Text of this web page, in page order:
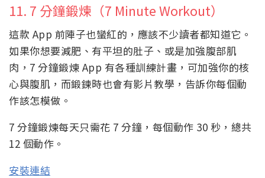
11. 7 分鐘鍛煉（7 Minute Workout）
這款 App 前陣子也蠻紅的，應該不少讀者都知道它。
如果你想要減肥、有平坦的肚子、或是加強腹部肌
肉，7 分鐘鍛煉 App 有各種訓練計畫，可加強你的核
心與腹肌，而鍛鍊時也會有影片教學，告訴你每個動
作該怎模做。
7 分鐘鍛煉每天只需花 7 分鐘，每個動作 30 秒，總共
12 個動作。
安裝連結